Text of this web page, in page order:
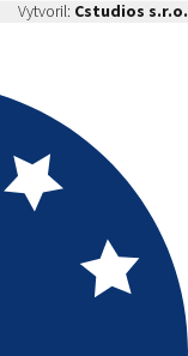
Vytvoril: Cstudios s.r.o.